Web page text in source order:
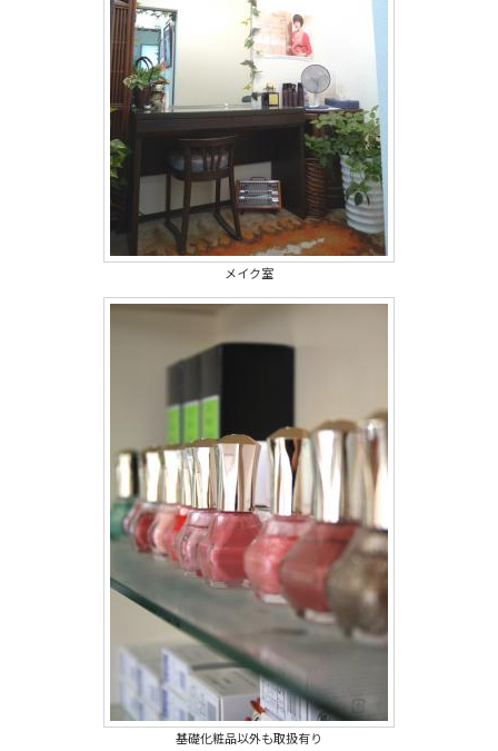
メイク室
基礎化粧品以外も取扱有り